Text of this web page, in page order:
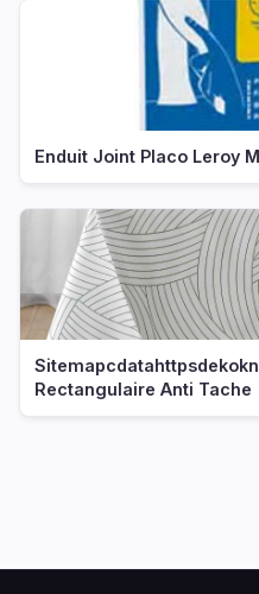
Enduit Joint Placo Leroy
Rectangulaire Anti Tache